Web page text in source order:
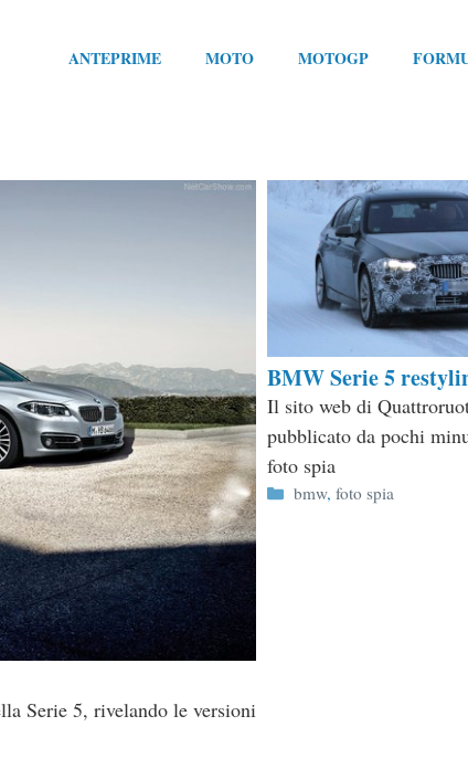
ANTEPRIME MOTO MOTOGP
Serie 5, rivelando le versioni
BMW Serie 5
Il sito web di
pubblicato da pochi
foto spia
Categorie
bmw,foto spia